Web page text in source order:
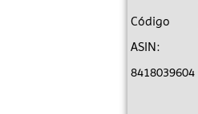
Código
ASIN:
8418039604